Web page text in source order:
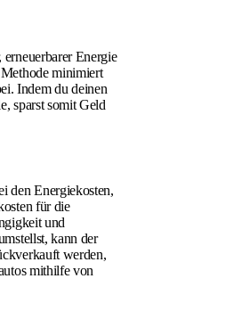
Energie
minimiert
Indem du deinen
sparst somit Geld
den Energiekosten,
für die
und
kann der
werden,
mithilfe von